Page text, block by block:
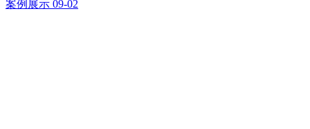
案例展示 09-02